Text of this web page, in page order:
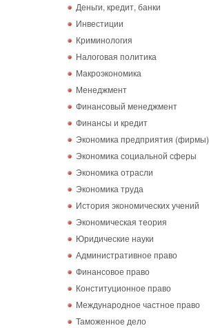
Деньги, кредит, банки
Инвестиции
Криминология
Налоговая политика
Макроэкономика
Менеджмент
Финансовый менеджмент
Финансы и кредит
Экономика предприятия (фирмы)
Экономика социальной сферы
Экономика отрасли
Экономика труда
История экономических учений
Экономическая теория
Юридические науки
Административное право
Финансовое право
Конституционное право
Международное частное право
Таможенное дело